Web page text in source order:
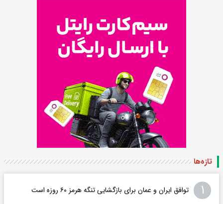
تازه‌ها
۱ توافق ایران و عمان برای بازگشایی تنگه هرمز ۶۰ روزه است